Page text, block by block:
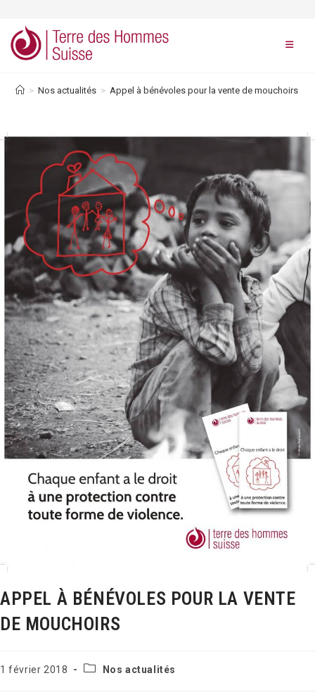
content
> Nos actualités > Appel à bénévoles pour la vente de mouchoirs
APPEL À BÉNÉVOLES POUR LA VENTE
DE MOUCHOIRS
Publication
1 février 2018
PostNos actualités